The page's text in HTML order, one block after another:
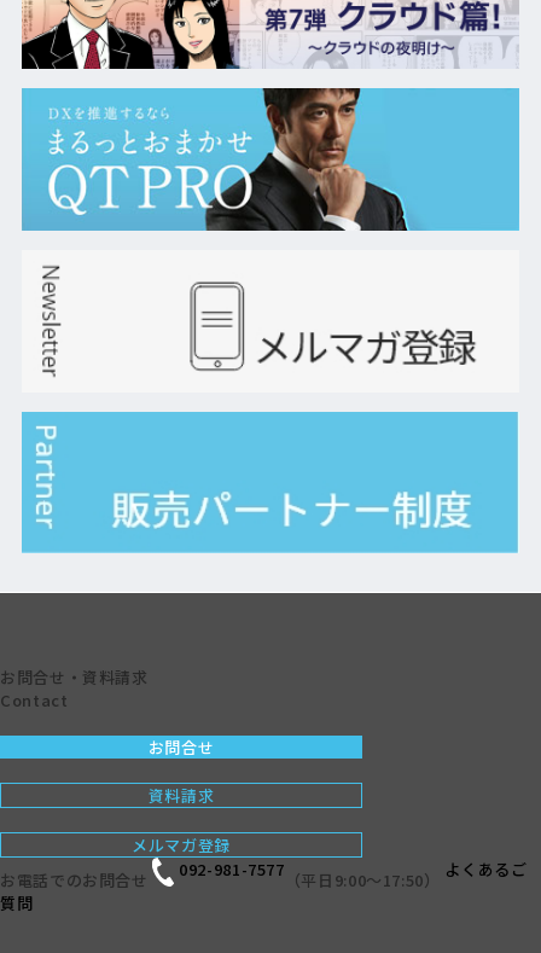
お問合せ・資料請求
Contact
お問合せ
資料請求
メルマガ登録
お電話でのお問合せ
092-981-7577 （平日9:00〜17:50）
よくあるご
質問